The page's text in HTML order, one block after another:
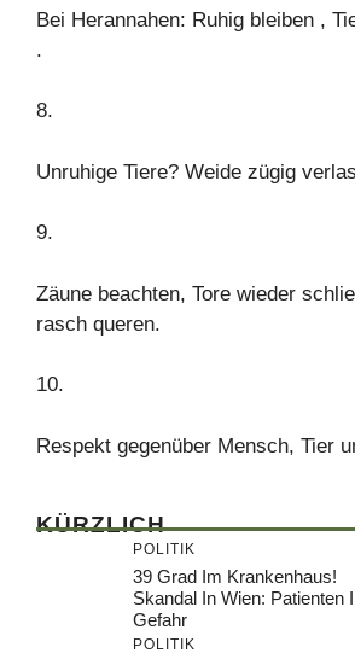
Bei Herannahen: Ruhig bleiben ,
.
8.
Unruhige Tiere? Weide zügig
9.
Zäune beachten, Tore wieder
rasch queren.
10.
Respekt gegenüber Mensch, Tier
KÜRZLICH
POLITIK
39 Grad Im Krankenhaus!
Skandal In Wien: Patienten
Gefahr
POLITIK